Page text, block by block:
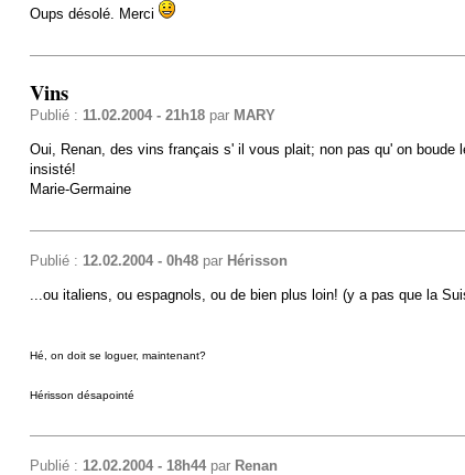
Oups désolé. Merci
Vins
Publié : 11.02.2004 - 21h18par MARY
Oui, Renan, des vins français s' il vous plait; non pas qu' on
insisté!
Marie-Germaine
Publié : 12.02.2004 - 0h48par Hérisson
...ou italiens, ou espagnols, ou de bien plus loin! (y a pas que la
Hé, on doit se loguer, maintenant?
Hérisson désapointé
Publié : 12.02.2004 - 18h44par Renan